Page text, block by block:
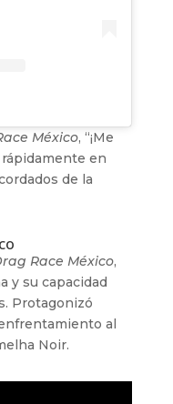
México, “¡Me
en
de la
Race México,
y su capacidad
Protagonizó
al
Noir.